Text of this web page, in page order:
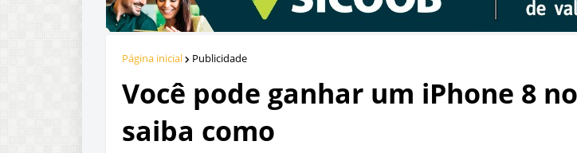
Página inicial Publicidade
Você pode ganhar um iPhone 8
saiba como